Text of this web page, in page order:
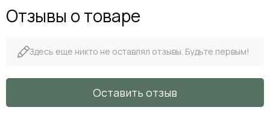
Отзывы о товаре
Здесь еще никто не оставлял отзывы. Будьте первым!
Оставить отзыв